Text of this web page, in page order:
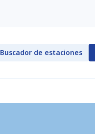
Buscador de estaciones